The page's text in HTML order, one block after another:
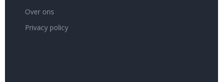
Over ons
Privacy policy